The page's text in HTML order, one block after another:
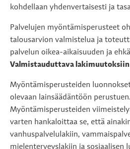
kohdellaan yhdenvertaisesti ja
Palvelujen myöntämisperusteet
talousarvion valmistelua ja
palvelun oikea-aikaisuuden ja
Valmistauduttava
Myöntämisperusteiden
olevaan lainsäädäntöön perustuen.
Myöntämisperusteiden
varten hankaloittaa se, että
vanhuspalvelulakiin,
mielenterveyslakiin ja sosiaalisen